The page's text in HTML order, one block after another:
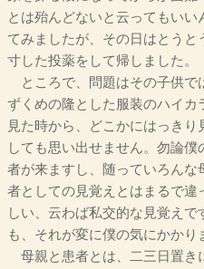
とは殆んどないと云ってもい
てみましたが、その日はとうと
寸した投薬をして帰しました。
ところで、問題はその子供で
ずくめの隆とした服装のハイカ
見た時から、どこかにはっきり
しても思い出せません。勿論
者が来ますし、随っていろんな
者としての見覚えとはまるで違
しい、云わば私交的な見覚え
も、それが変に僕の気にかかり
母親と患者とは、二三日置き